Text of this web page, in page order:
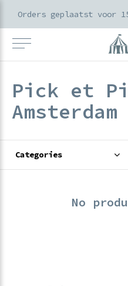
Pick et
Amsterdam
Categories
No